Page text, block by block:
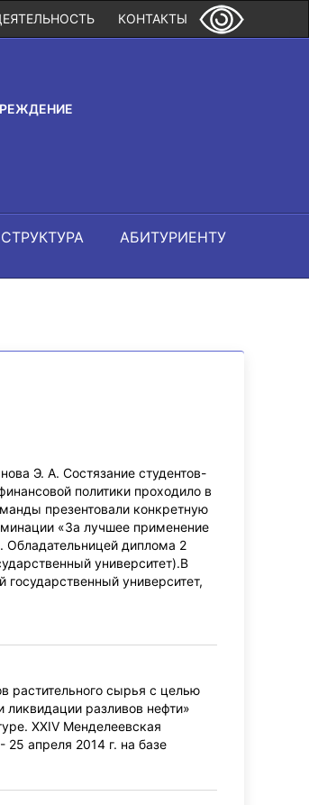
КОНТАКТЫ
СТРУКТУРА АБИТУРИЕНТУ
Э. А. Состязание студентов-
политики проходило в
презентовали конкретную
«За лучшее применение
Обладательницей диплома 2
университет).В
университет,
растительного сырья с целью
разливов нефти»
XXIV Менделеевская
апреля 2014 г. на базе